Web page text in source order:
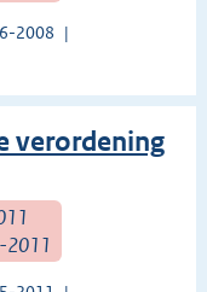
2008
verordening
2011